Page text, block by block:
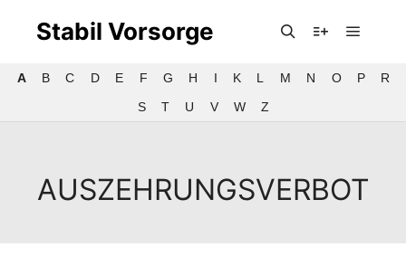
Stabil Vorsorge
A B C D E F G H I K L M N O P
R
S
T U V W Z
AUSZEHRUNGSVERBOT